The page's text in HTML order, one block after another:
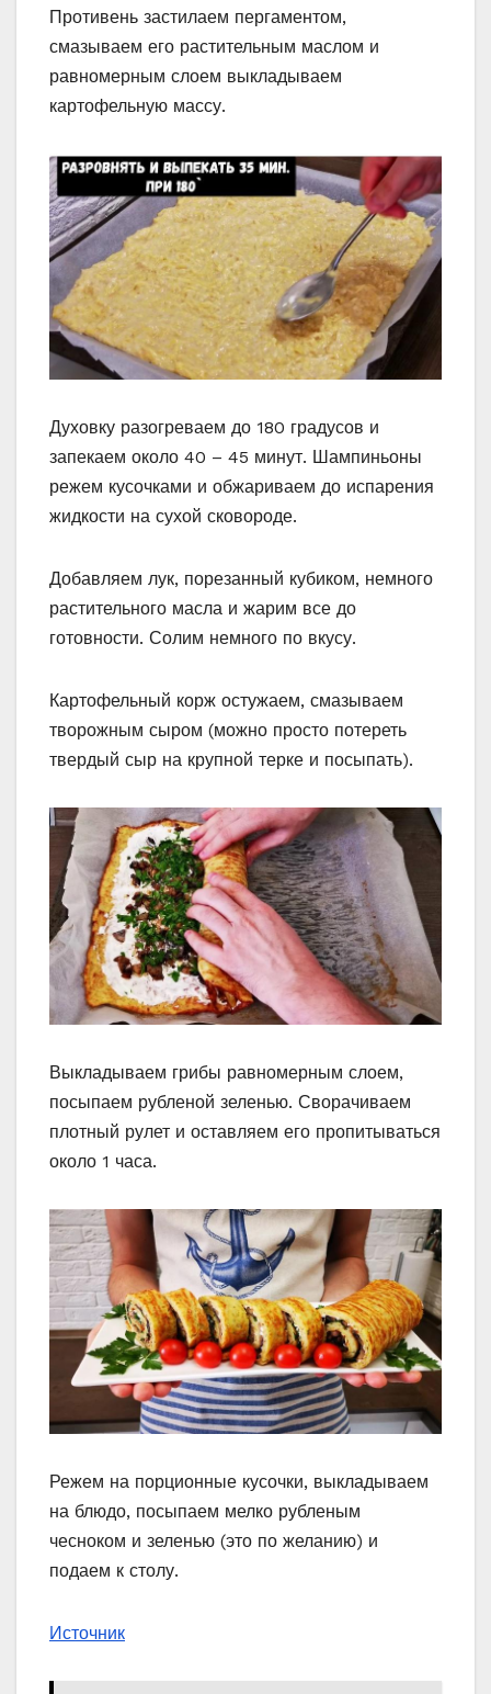
Противень застилаем пергаментом,
смазываем его растительным маслом и
равномерным слоем выкладываем
картофельную массу.
Духовку разогреваем до 180 градусов и
запекаем около 40 – 45 минут. Шампиньоны
режем кусочками и обжариваем до испарения
жидкости на сухой сковороде.
Добавляем лук, порезанный кубиком, немного
растительного масла и жарим все до
готовности. Солим немного по вкусу.
Картофельный корж остужаем, смазываем
творожным сыром (можно просто потереть
твердый сыр на крупной терке и посыпать).
Выкладываем грибы равномерным слоем,
посыпаем рубленой зеленью. Сворачиваем
плотный рулет и оставляем его пропитываться
около 1 часа.
Режем на порционные кусочки, выкладываем
на блюдо, посыпаем мелко рубленым
чесноком и зеленью (это по желанию) и
подаем к столу.
Источник